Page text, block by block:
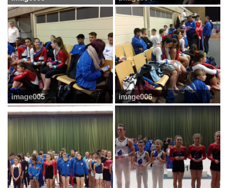
image005 image006